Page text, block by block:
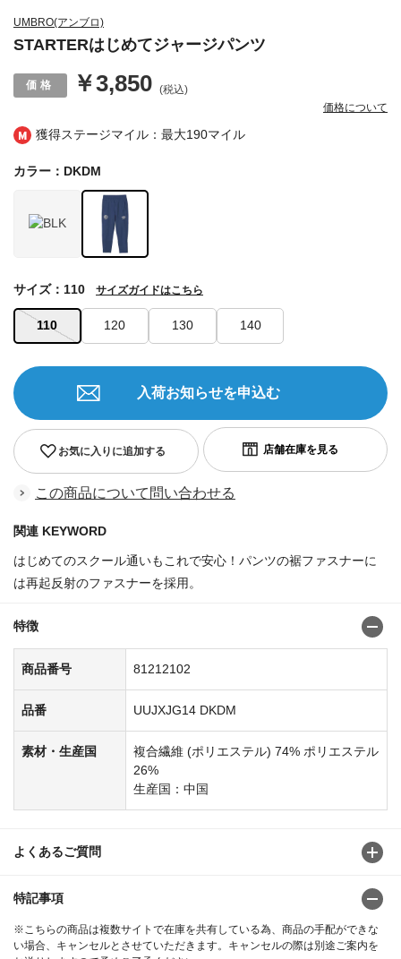
獲得ステージマイル：最大190マイル
UMBRO(アンブロ)
STARTERはじめてジャージパンツ
￥3,850 (税込)
価格について
カラー：DKDM
110 120 130 140
サイズ：110 サイズガイドはこちら
お気に入りに追加する
入荷お知らせを申込む
この商品について問い合わせる
関連 KEYWORD
はじめてのスクール通いもこれで安心！パンツの裾ファスナーに
は再起反射のファスナーを採用。
特徴
商品番号 81212102
品番 UUJXJG14 DKDM
素材・生産国
複合繊維 (ポリエステル) 74% ポリエステル
26%
生産国：中国
よくあるご質問
特記事項
※こちらの商品は複数サイトで在庫を共有している為、商品の手配ができな
い場合、キャンセルとさせていただきます。キャンセルの際は別途ご案内を